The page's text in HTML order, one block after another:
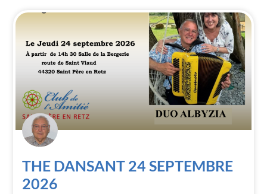
THE DANSANT 24 SEPTEMBRE
2026